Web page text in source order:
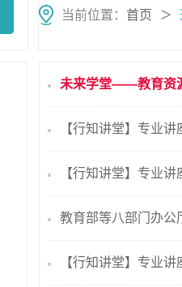
当前位置： 首页 ＞
未来学堂——教育资
【行知讲堂】专业
【行知讲堂】专业
教育部等八部门办公
【行知讲堂】专业